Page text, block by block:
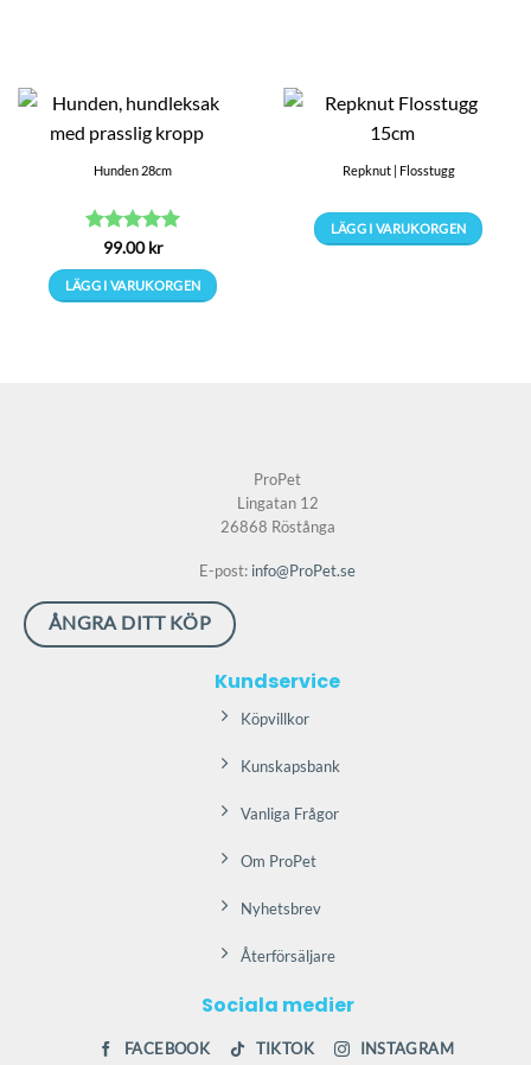
Hunden 28cm
Betygsatt
av 5
99.00kr
LÄGG I VARUKORGEN
Repknut | Flosstugg
LÄGG I VARUKORGEN
ProPet
Lingatan 12
26868 Röstånga
E-post: info@ProPet.se
ÅNGRA DITT KÖP
Kundservice
Köpvillkor
Kunskapsbank
Vanliga Frågor
Om ProPet
Nyhetsbrev
Återförsäljare
Sociala medier
FACEBOOK TIKTOK INSTAGRAM